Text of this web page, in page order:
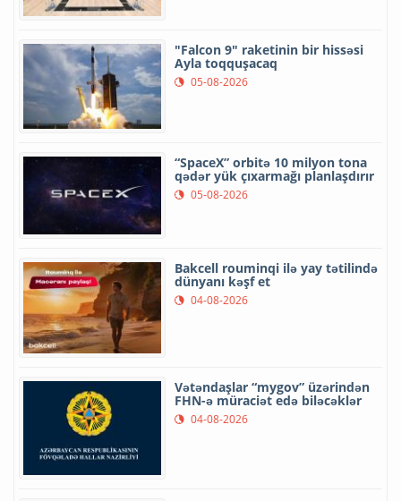
"Falcon 9" raketinin bir hissəsi
Ayla toqquşacaq
05-08-2026
“SpaceX” orbitə 10 milyon tona
qədər yük çıxarmağı planlaşdırır
05-08-2026
Bakcell rouminqi ilə yay tətilində
dünyanı kəşf et
04-08-2026
Vətəndaşlar “mygov” üzərindən
FHN-ə müraciət edə biləcəklər
04-08-2026